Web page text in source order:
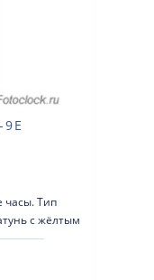
часы. Тип
с жёлтым